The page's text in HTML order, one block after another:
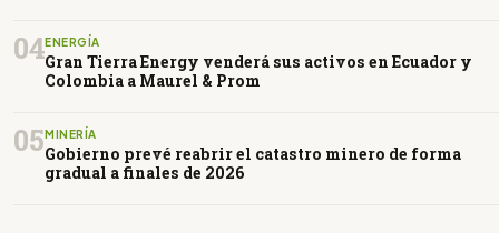
04ENERGÍA
Gran Tierra Energy venderá sus activos en Ecuador y
Colombia a Maurel & Prom
05MINERÍA
Gobierno prevé reabrir el catastro minero de forma
gradual a finales de 2026